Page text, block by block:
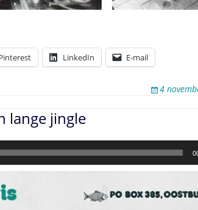
LinkedIn E-mail
4
lange jingle